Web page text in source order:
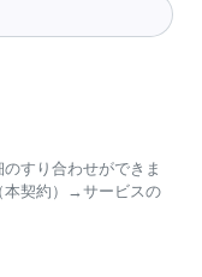
すり合わせができま
本契約）→サービスの